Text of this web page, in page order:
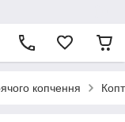
копчення